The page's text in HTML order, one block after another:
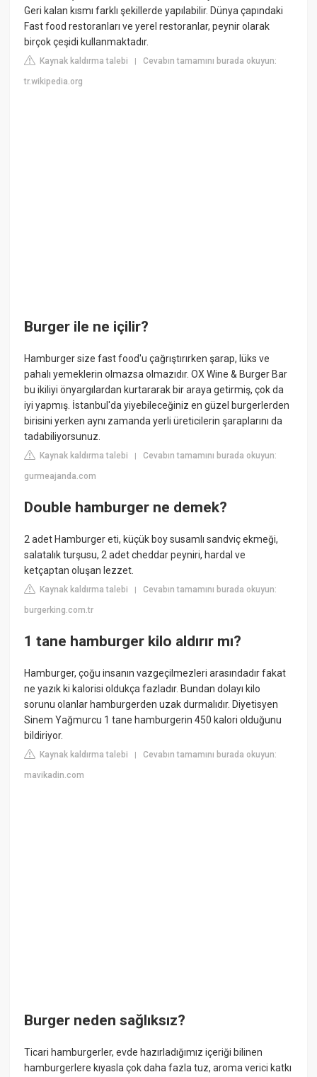
Geri kalan kısmı farklı şekillerde yapılabilir. Dünya çapındaki
Fast food restoranları ve yerel restoranlar, peynir olarak
birçok çeşidi kullanmaktadır.
Kaynak kaldırma talebi |Cevabın tamamını burada okuyun:
tr.wikipedia.org
Burger ile ne içilir?
Hamburger size fast food'u çağrıştırırken şarap, lüks ve
pahalı yemeklerin olmazsa olmazıdır. OX Wine & Burger Bar
bu ikiliyi önyargılardan kurtararak bir araya getirmiş, çok da
iyi yapmış. İstanbul'da yiyebileceğiniz en güzel burgerlerden
birisini yerken aynı zamanda yerli üreticilerin şaraplarını da
tadabiliyorsunuz.
Kaynak kaldırma talebi |Cevabın tamamını burada okuyun:
gurmeajanda.com
Double hamburger ne demek?
2 adet Hamburger eti, küçük boy susamlı sandviç ekmeği,
salatalık turşusu, 2 adet cheddar peyniri, hardal ve
ketçaptan oluşan lezzet.
Kaynak kaldırma talebi |Cevabın tamamını burada okuyun:
burgerking.com.tr
1 tane hamburger kilo aldırır mı?
Hamburger, çoğu insanın vazgeçilmezleri arasındadır fakat
ne yazık ki kalorisi oldukça fazladır. Bundan dolayı kilo
sorunu olanlar hamburgerden uzak durmalıdır. Diyetisyen
Sinem Yağmurcu 1 tane hamburgerin 450 kalori olduğunu
bildiriyor.
Kaynak kaldırma talebi |Cevabın tamamını burada okuyun:
mavikadin.com
Burger neden sağlıksız?
Ticari hamburgerler, evde hazırladığımız içeriği bilinen
hamburgerlere kıyasla çok daha fazla tuz, aroma verici katkı